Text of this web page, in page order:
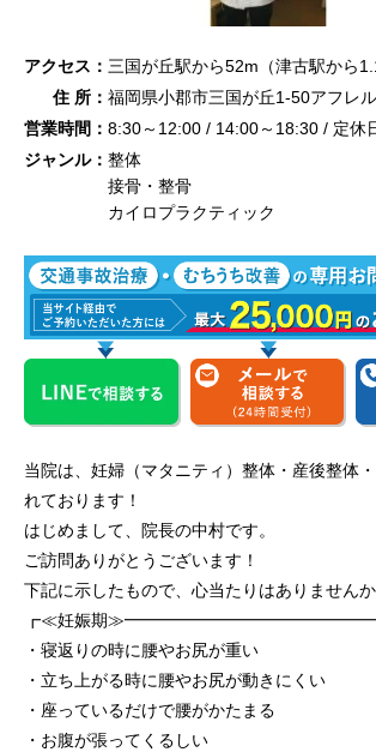
アクセス： 三国が丘駅から52m（津古駅から
住 所： 福岡県小郡市三国が丘1-50アフレ
営業時間： 8:30～12:00 / 14:00～18:30 / 定休
ジャンル： 整体
接骨・整骨
カイロプラクティック
当院は、妊婦（マタニティ）整体・産後整体
れております！
はじめまして、院長の中村です。
ご訪問ありがとうございます！
下記に示したもので、心当たりはありませんか
┏≪妊娠期
・寝返りの時に腰やお尻が重い
・立ち上がる時に腰やお尻が動きにくい
・座っているだけで腰がかたまる
・お腹が張ってくるしい